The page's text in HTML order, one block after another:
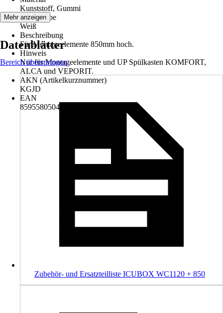
Kunststoff, Gummi
Grundfarbe
Weiß
Beschreibung
Für Montageelemente 850mm hoch.
Hinweis
Nur für Montageelemente und UP Spülkasten KOMFORT,
ALCA und VEPORIT.
AKN (Artikelkurznummer)
KGJD
EAN
8595580504571
Mehr anzeigen
Datenblätter
Bereich überspringen
Zubehör- und Ersatzteilliste ICUBOX WC1120 + 850